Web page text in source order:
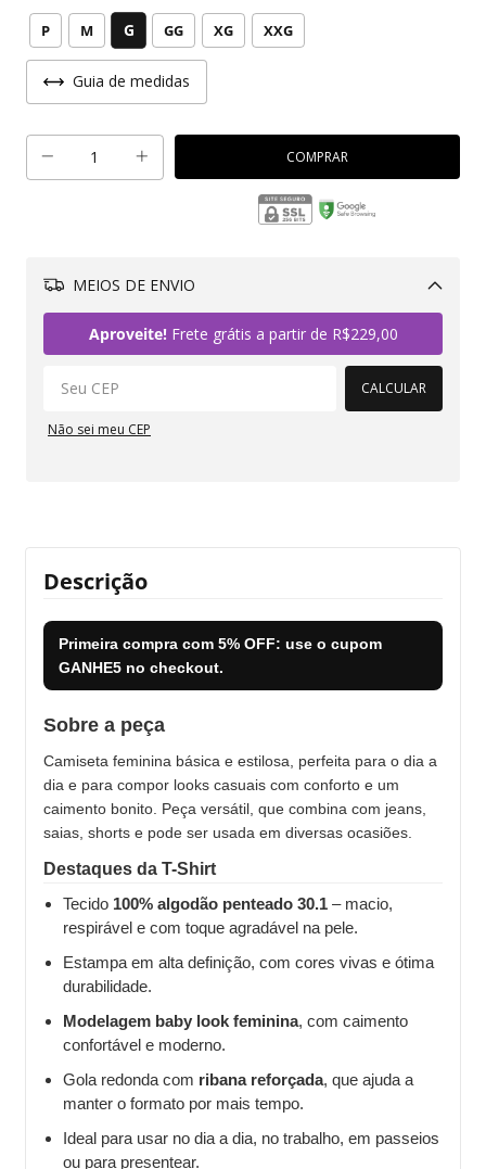
P M G GG XG XXG
Guia de medidas
MEIOS DE ENVIO
Aproveite!Frete grátis a partir de R$229,00
CALCULAR
Não sei meu CEP
Descrição
Primeira compra com 5% OFF: use o cupom
GANHE5 no checkout.
Sobre a peça
Camiseta feminina básica e estilosa, perfeita para o dia a
dia e para compor looks casuais com conforto e um
caimento bonito. Peça versátil, que combina com jeans,
saias, shorts e pode ser usada em diversas ocasiões.
Destaques da T-Shirt
Tecido 100% algodão penteado 30.1 – macio,
respirável e com toque agradável na pele.
Estampa em alta definição, com cores vivas e ótima
durabilidade.
Modelagem baby look feminina, com caimento
confortável e moderno.
Gola redonda com ribana reforçada, que ajuda a
manter o formato por mais tempo.
Ideal para usar no dia a dia, no trabalho, em passeios
ou para presentear.